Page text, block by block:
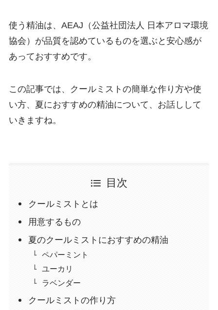
使う精油は、AEAJ（公益社団法人 日本アロマ環境
協会）が品質を認めているものを選ぶと安心感が
あっておすすめです。
この記事では、クールミストの簡単な作り方や使
い方、夏におすすめの精油について、お話しして
いきますね。
目次
クールミストとは
用意するもの
夏のクールミストにおすすめの精油
ペパーミント
ユーカリ
ラベンダー
クールミストの作り方